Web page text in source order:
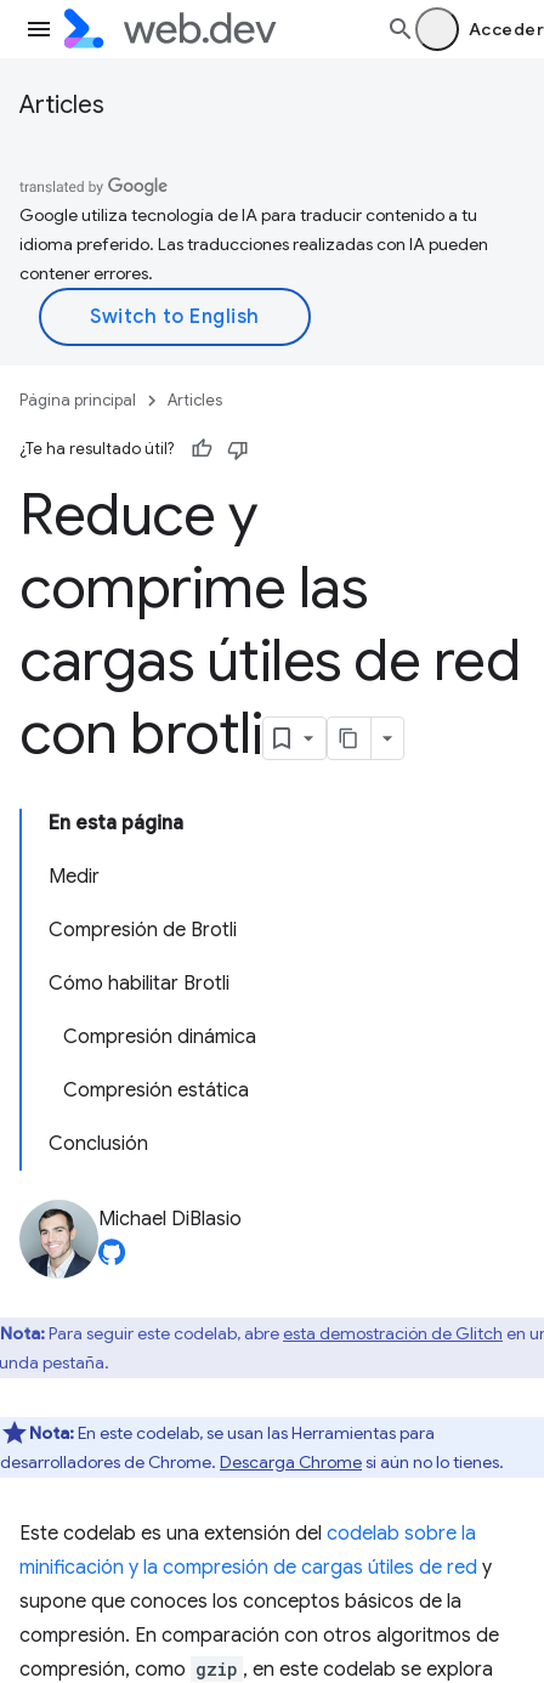
Acceder
Articles
Google utiliza tecnología de IA para traducir contenido a tu
idioma preferido. Las traducciones realizadas con IA pueden
contener errores.
Página principal Articles
¿Te ha resultado útil?
Reduce y
comprime las
cargas útiles de red
con brotli
En esta página
Medir
Compresión de Brotli
Cómo habilitar Brotli
Compresión dinámica
Compresión estática
Conclusión
Michael DiBlasio
Nota:Para seguir este codelab, abreesta demostración de Glitch en
pestaña.
Nota:En este codelab, se usan las Herramientas para
desarrolladores de Chrome. Descarga Chromesi aún no lo tienes.
Este codelab es una extensión del codelab sobre la
minificación y la compresión de cargas útiles de red y
supone que conoces los conceptos básicos de la
compresión. En comparación con otros algoritmos de
compresión, como gzip , en este codelab se explora